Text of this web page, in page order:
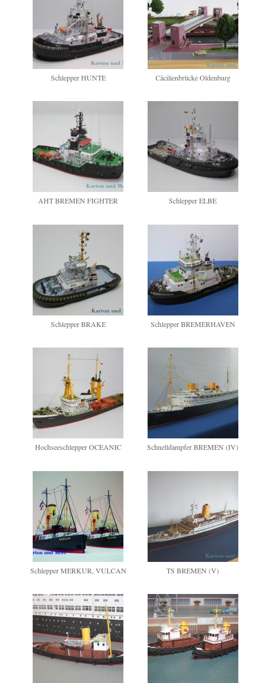
Schlepper HUNTE Cäcilienbrücke Oldenburg
AHT BREMEN FIGHTER Schlepper ELBE
Schlepper BRAKE Schlepper BREMERHAVEN
Hochseeschlepper OCEANIC Schnelldampfer BREMEN (IV)
Schlepper MERKUR, VULCAN TS BREMEN (V)